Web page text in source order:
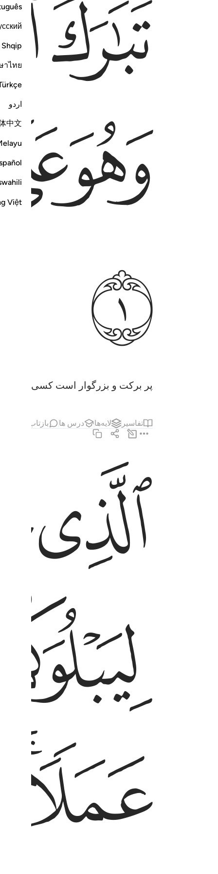
Shqip
าไทย
اردو
中文
Việt
ﱁ
ﱅﱆ
ﱊ
پر برکت و بزرگوار است کسی‌که
تفاسیر لایه‌ها درس ها بازتاب ها
الذي خلق الموت والحياة ليبلوكم ايكم احسن عملا
ٱلَّذِى خَلَقَ ٱلْمَوْتَ وَٱلْحَيَوٰةَ لِيَبْلُوَكُمْ
ﱋﱌ
ﱏ
ﱒﱓ